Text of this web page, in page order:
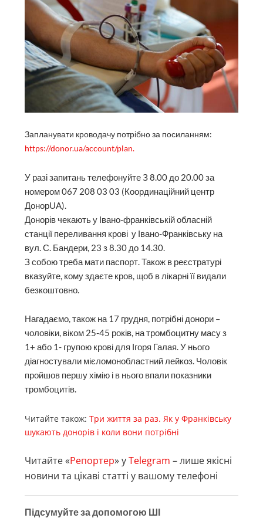
Запланувати кроводачу потрібно за посиланням:
https://donor.ua/account/plan.
У разі запитань телефонуйте З 8.00 до 20.00 за
номером 067 208 03 03 (Координаційний центр
ДонорUA).
Донорів чекають у Івано-франківській обласній
станції переливання крові у Івано-Франківську на
вул. С. Бандери, 23 з 8.30 до 14.30.
З собою треба мати паспорт. Також в реєстратурі
вказуйте, кому здаєте кров, щоб в лікарні її видали
безкоштовно.
Нагадаємо, також на 17 грудня, потрібні донори –
чоловіки, віком 25-45 років, на тромбоцитну масу з
1+ або 1- групою крові для Ігоря Галая. У нього
діагностували мієломонобластний лейкоз. Чоловік
пройшов першу хімію і в нього впали показники
тромбоцитів.
Читайте також:Три життя за раз. Як у Франківську
шукають донорів і коли вони потрібні
Читайте «Репортер» уTelegram – лише якісні
новини та цікаві статті у вашому телефоні
Підсумуйте за допомогою ШІ